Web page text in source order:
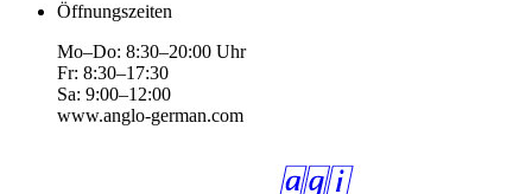
Öffnungszeiten
Mo–Do: 8:30–20:00 Uhr
Fr: 8:30–17:30
Sa: 9:00–12:00
www.anglo-german.com